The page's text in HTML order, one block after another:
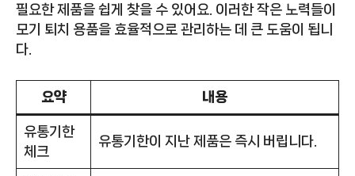
필요한 제품을 쉽게 찾을 수 있어요. 이러한 작은 노력들이
모기 퇴치 용품을 효율적으로 관리하는 데 큰 도움이 됩니
다.
요약 내용
유통기한
체크
유통기한이 지난 제품은 즉시 버립니다.